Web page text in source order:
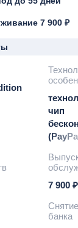
7 900 ₽
чип
7 900 ₽
банка